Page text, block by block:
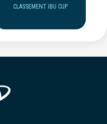
CLASSEMENT IBU CUP